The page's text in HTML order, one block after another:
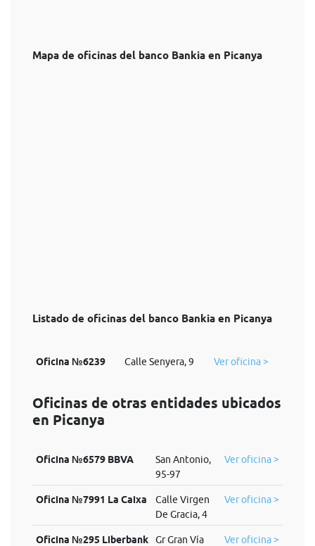
Mapa de oficinas del banco Bankia en Picanya
Listado de oficinas del banco Bankia en Picanya
Oficina №6239 Calle Senyera, 9 Ver oficina >
Oficinas de otras entidades ubicados
en Picanya
Oficina №6579 BBVA
San Antonio,
95-97
Ver oficina >
Oficina №7991 La Caixa
Calle Virgen
De Gracia, 4
Ver oficina >
Oficina №295 Liberbank
Gr Gran Vía
Ver oficina >